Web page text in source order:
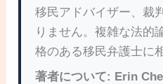
移民アドバイザー、裁
りません。複雑な法的
格のある移民弁護士に
著者について: Erin